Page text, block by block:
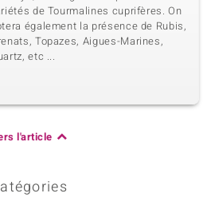
de Tourmalines cuprifères. On
également la présence de Rubis,
Topazes, Aigues-Marines,
etc ...
l'article